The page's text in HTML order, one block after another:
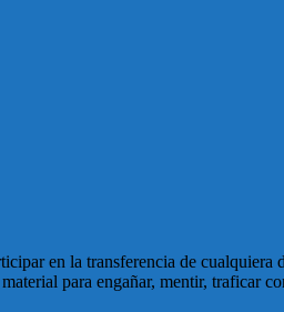
en la transferencia de
para engañar, mentir, traficar